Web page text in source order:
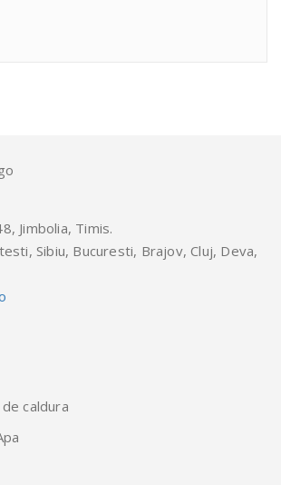
Jimbolia, Timis.
Sibiu, Bucuresti, Brajov, Cluj, Deva,
caldura